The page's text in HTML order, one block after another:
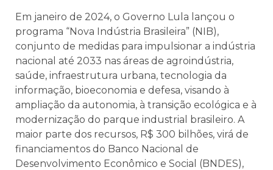
Em janeiro de 2024, o Governo Lula lançou o
programa “Nova Indústria Brasileira” (NIB),
conjunto de medidas para impulsionar a indústria
nacional até 2033 nas áreas de agroindústria,
saúde, infraestrutura urbana, tecnologia da
informação, bioeconomia e defesa, visando à
ampliação da autonomia, à transição ecológica e à
modernização do parque industrial brasileiro. A
maior parte dos recursos, R$ 300 bilhões, virá de
financiamentos do Banco Nacional de
Desenvolvimento Econômico e Social (BNDES),